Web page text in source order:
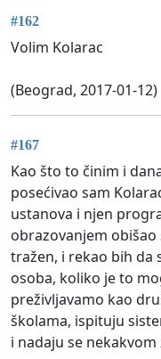
#162
Volim Kolarac
(Beograd, 2017-01-12)
#167
Kao što to činim i
posećivao sam
ustanova i njen
obrazovanjem
tražen, i rekao bih da
osoba, koliko je to
preživljavamo kao
školama, ispituju
i nadaju se